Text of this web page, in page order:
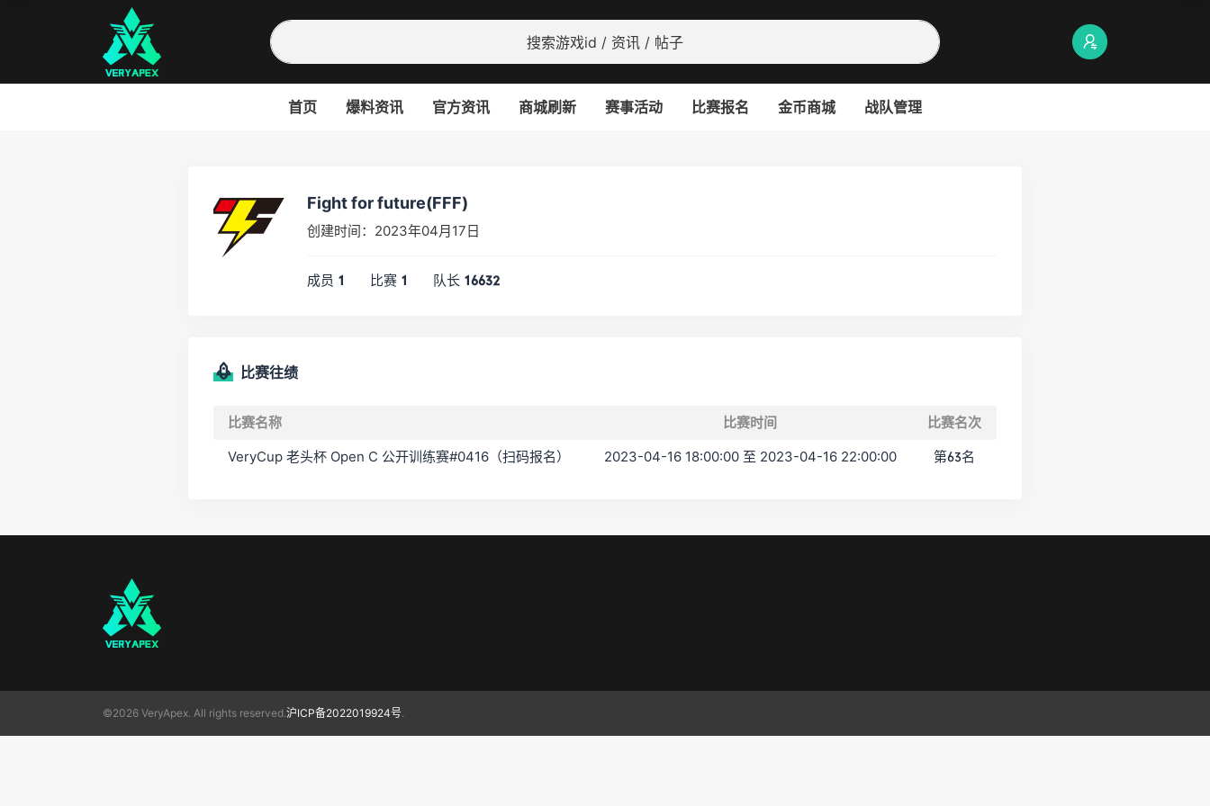
首页 爆料资讯 官方资讯 商城刷新 赛事活动 比赛报名 金币商城 战队管理
Fight for future(FFF)
创建时间：2023年04月17日
成员 1 比赛 1 队长 16632
比赛往绩
比赛名称 比赛时间
比赛名次
VeryCup 老头杯 Open C 公开训练赛#0416（扫码报名）
2023-04-16 18:00:00 至 2023-04-16 22:00:00 第63名
©2026 VeryApex. All rights reserved.沪ICP备2022019924号.